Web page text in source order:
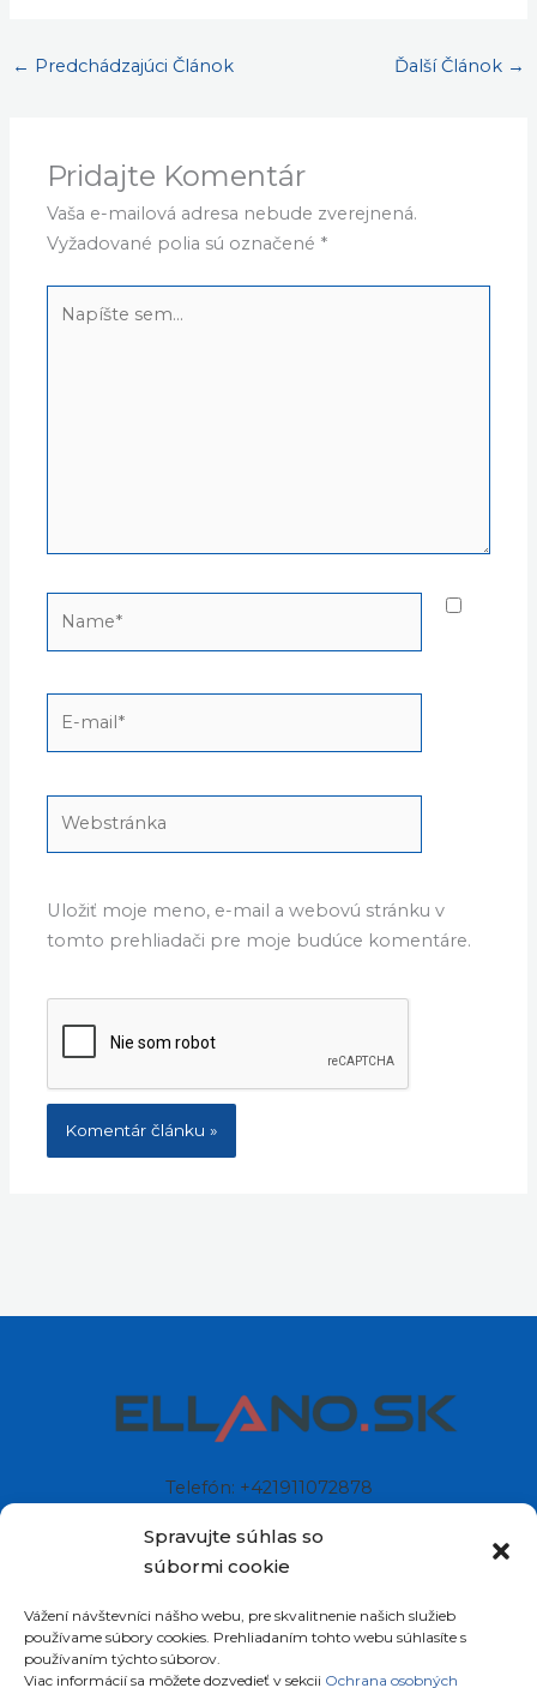
Spravujte súhlas so
súbormi cookie
Vážení návštevníci nášho webu, pre skvalitnenie našich služieb
používame súbory cookies. Prehliadaním tohto webu súhlasíte s
používaním týchto súborov.
Viac informácií sa môžete dozvedieť v sekcii Ochrana osobných
← Predchádzajúci Článok Ďalší Článok →
Pridajte Komentár
Vaša e-mailová adresa nebude zverejnená.
Vyžadované polia sú označené *
sem...
Uložiť moje meno, e-mail a webovú stránku v
tomto prehliadači pre moje budúce komentáre.
Telefón: +421911072878
Sídlo: Štiavnička 211/49
Slovenská republika